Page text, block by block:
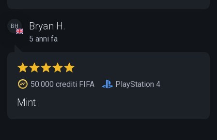
BH Bryan H.
5 anni fa
50.000 crediti FIFA PlayStation 4
Mint